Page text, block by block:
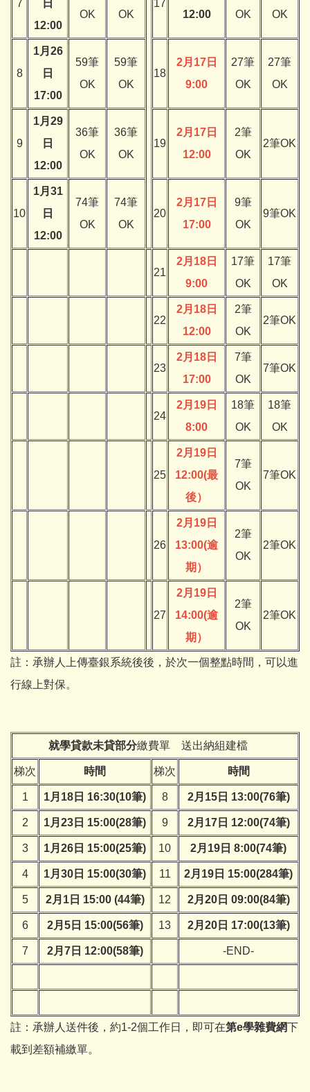
7
日
12:00
OK OK
17
12:00
OK OK
8
1月26
日
17:00
59筆
OK
59筆
OK
18
2月17日
9:00
27筆
OK
27筆
OK
9
1月29
日
12:00
36筆
OK
36筆
OK
19
2月17日
12:00
2筆
OK
2筆OK
10
1月31
日
12:00
74筆
OK
74筆
OK
20
2月17日
17:00
9筆
OK
9筆OK
21
2月18日
9:00
17筆
OK
17筆
OK
22
2月18日
12:00
2筆
OK
2筆OK
23
2月18日
17:00
7筆
OK
7筆OK
24
2月19日
8:00
18筆
OK
18筆
OK
25
2月19日
12:00(最
後）
7筆
OK
7筆OK
26
2月19日
13:00(逾
期）
2筆
OK
2筆OK
27
2月19日
14:00(逾
期）
2筆
OK
2筆OK
註：承辦人上傳臺銀系統後後，於次一個整點時間，可以進
行線上對保。
就學貸款未貸部分繳費單 送出納組建檔
梯次 時間 梯次 時間
1 1月18日 16:30(10筆) 8 2月15日 13:00(76筆)
2 1月23日 15:00(28筆) 9 2月17日 12:00(74筆)
3 1月26日 15:00(25筆) 10 2月19日 8:00(74筆)
4 1月30日 15:00(30筆) 11 2月19日 15:00(284筆)
5 2月1日 15:00 (44筆) 12 2月20日 09:00(84筆)
6 2月5日 15:00(56筆) 13 2月20日 17:00(13筆)
7 2月7日 12:00(58筆) -END-
註：承辦人送件後，約1-2個工作日，即可在第e學雜費網下
載到差額補繳單。